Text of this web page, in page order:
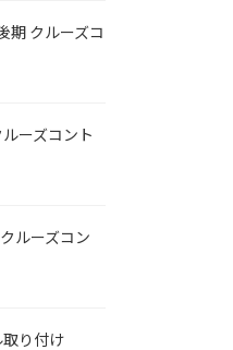
期 クルーズコ
ーズコント
ルーズコン
り付け